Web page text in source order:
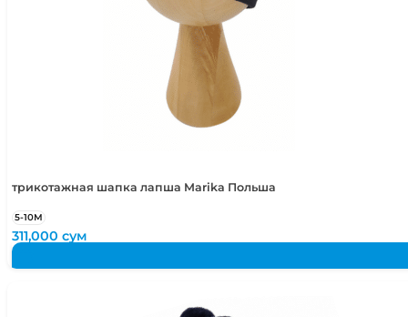
1-4 года
1,5-2 года
1,5-4 года
2-4 года
трикотажная шапка лапша Marika Польша
5-10М
311,000сум